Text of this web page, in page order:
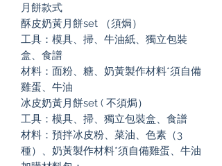
月餅款式
酥皮奶黃月餅set （須焗）
工具：模具、掃、牛油紙、獨立包裝
盒、食譜
材料：面粉、糖、奶黃製作材料*須自備
雞蛋、牛油
冰皮奶黃月餅set ( 不須焗）
工具：模具、掃、獨立包裝盒、食譜
材料：預拌冰皮粉、菜油、色素（3
種）、奶黃製作材料*須自備雞蛋、牛油